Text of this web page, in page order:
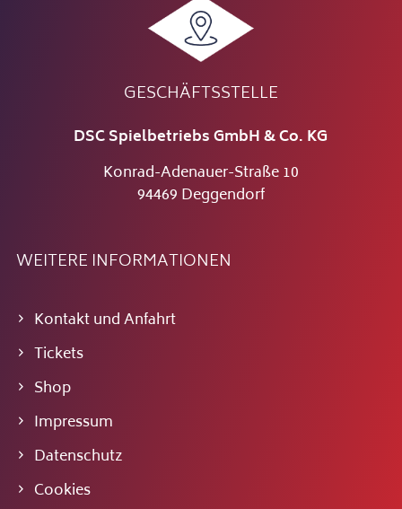
GESCHÄFTSSTELLE
DSC Spielbetriebs GmbH & Co. KG
Konrad-Adenauer-Straße 10
94469 Deggendorf
WEITERE INFORMATIONEN
Kontakt und Anfahrt
Tickets
Shop
Impressum
Datenschutz
Cookies